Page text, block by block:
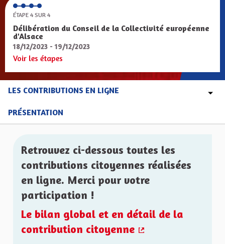
ÉTAPE 4 SUR 4
Délibération du Conseil de la Collectivité européenne
d'Alsace
18/12/2023 - 19/12/2023
Voir les étapes
LES CONTRIBUTIONS EN LIGNE
PRÉSENTATION
Retrouvez ci-dessous toutes les
contributions citoyennes réalisées
en ligne. Merci pour votre
participation !
Le bilan global et en détail de la
contribution citoyenne